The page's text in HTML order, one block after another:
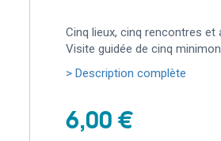
Cinq lieux, cinq rencontres
Visite guidée de cinq
> Description complète
6,00 €